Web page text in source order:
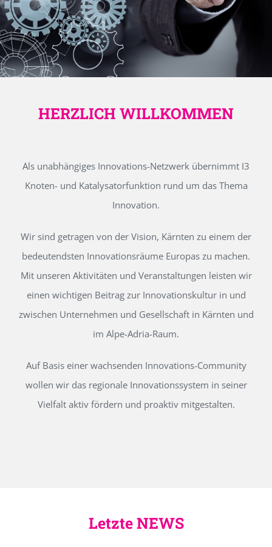
HERZLICH WILLKOMMEN
Als unabhängiges Innovations-Netzwerk übernimmt I3
Knoten- und Katalysatorfunktion rund um das Thema
Innovation.
Wir sind getragen von der Vision, Kärnten zu einem der
bedeutendsten Innovationsräume Europas zu machen.
Mit unseren Aktivitäten und Veranstaltungen leisten wir
einen wichtigen Beitrag zur Innovationskultur in und
zwischen Unternehmen und Gesellschaft in Kärnten und
im Alpe-Adria-Raum.
Auf Basis einer wachsenden Innovations-Community
wollen wir das regionale Innovationssystem in seiner
Vielfalt aktiv fördern und proaktiv mitgestalten.
Letzte NEWS